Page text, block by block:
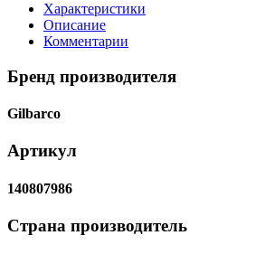
Характеристики
Описание
Комментарии
Бренд производителя
Gilbarco
Артикул
140807986
Страна производитель